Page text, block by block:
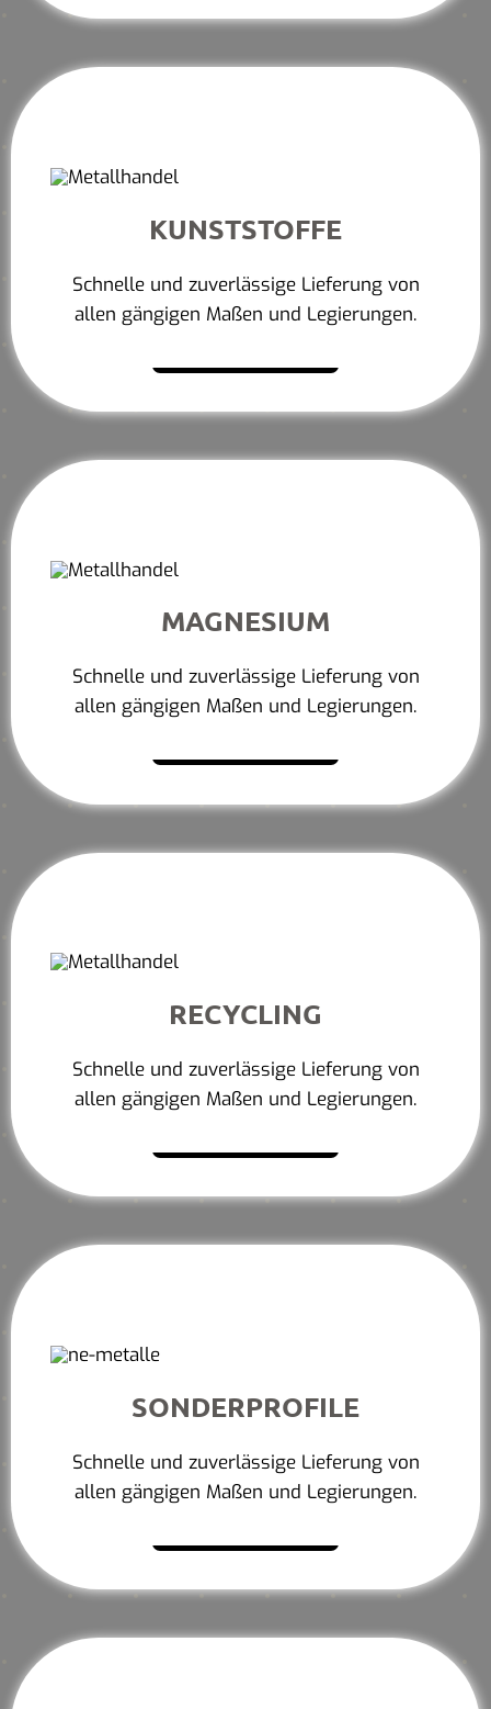
KUNSTSTOFFE
Schnelle und zuverlässige Lieferung von
allen gängigen Maßen und Legierungen.
MAGNESIUM
Schnelle und zuverlässige Lieferung von
allen gängigen Maßen und Legierungen.
RECYCLING
Schnelle und zuverlässige Lieferung von
allen gängigen Maßen und Legierungen.
SONDERPROFILE
Schnelle und zuverlässige Lieferung von
allen gängigen Maßen und Legierungen.